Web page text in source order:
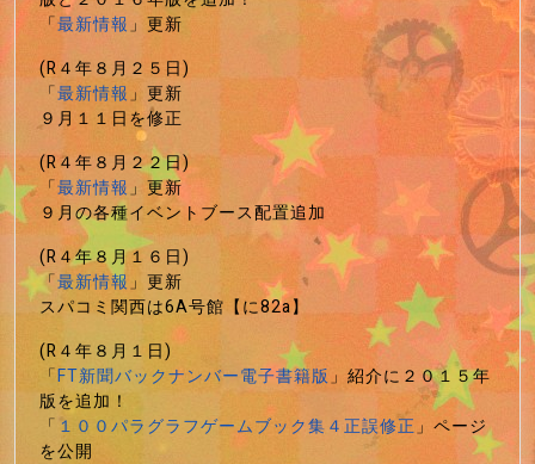
「最新情報」更新
(R４年８月２５日)
「最新情報」更新
９月１１日を修正
(R４年８月２２日)
「最新情報」更新
９月の各種イベントブース配置追加
(R４年８月１６日)
「最新情報」更新
スパコミ関西は6A号館【に82a】
(R４年８月１日)
「FT新聞バックナンバー電子書籍版」紹介に２０１５年
版を追加！
「１００パラグラフゲームブック集４正誤修正」ページ
を公開